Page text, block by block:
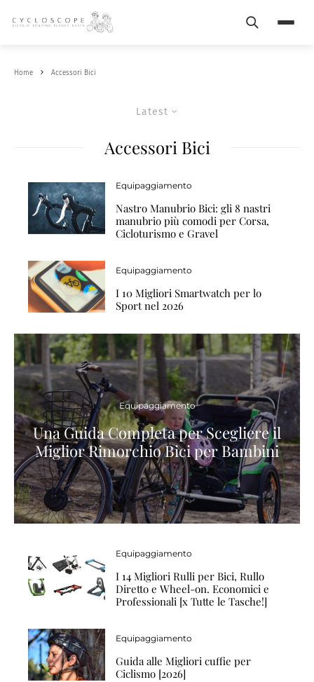
Search
Home Accessori Bici
Latest
Accessori Bici
Equipaggiamento
Nastro Manubrio Bici: gli 8 nastri
manubrio più comodi per Corsa,
Cicloturismo e Gravel
Equipaggiamento
I 10 Migliori Smartwatch per lo
Sport nel 2026
Equipaggiamento
Una Guida Completa per Scegliere il
Miglior Rimorchio Bici per Bambini
Equipaggiamento
I 14 Migliori Rulli per Bici, Rullo
Diretto e Wheel-on. Economici e
Professionali [x Tutte le Tasche!]
Equipaggiamento
Guida alle Migliori cuffie per
Ciclismo [2026]